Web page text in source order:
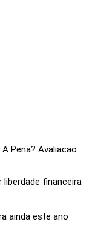
Pena? Avaliacao
liberdade financeira
ainda este ano